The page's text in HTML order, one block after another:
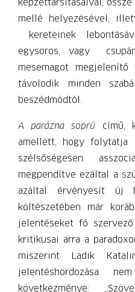
képzettársításaival,
mellé helyezésével,
kereteinek
egysoros, vagy
mesemagot
távolodik minden
beszédmódtól.
A parázna söprű című,
amellett, hogy folytatja
szélsőségesen
megpendítve ezáltal a
azáltal érvényesít új
költészetében már
jelentéseket fő
kritikusai arra a
miszerint Ladik
jelentéshordozása
következménye: